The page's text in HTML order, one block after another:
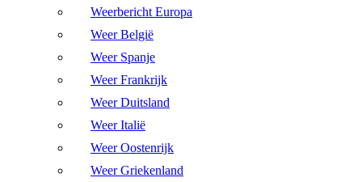
Weerbericht Europa
Weer België
Weer Spanje
Weer Frankrijk
Weer Duitsland
Weer Italië
Weer Oostenrijk
Weer Griekenland